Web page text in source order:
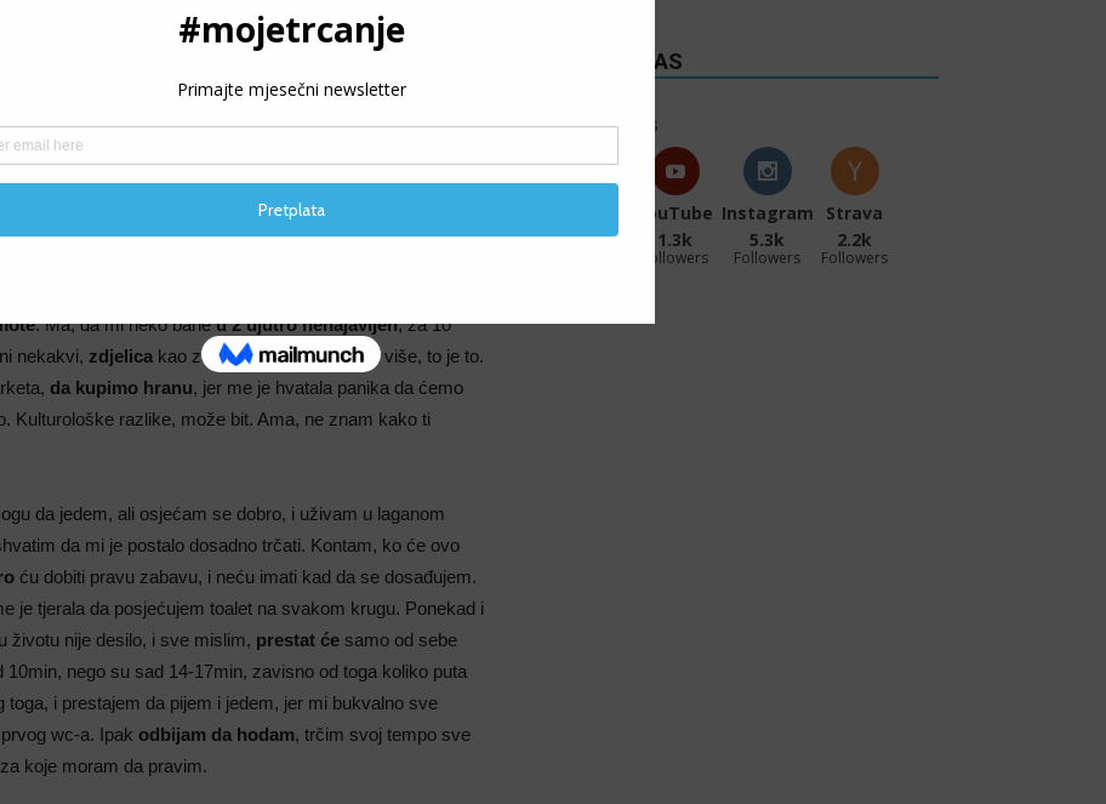
. Ma, da mi neko baneu 2 ujutro nenajavljen, za 10
nekakvi, zdjelica kao za vrtićku djecu, i nema više, to je to.
da kupimo hranu, jer me je hvatala panika da ćemo
Kulturološke razlike, može bit. Ama, ne znam kako ti
da jedem, ali osjećam se dobro, i uživam u laganom
da mi je postalo dosadno trčati. Kontam, ko će ovo
ću dobiti pravu zabavu, i neću imati kad da se dosađujem.
je tjerala da posjećujem toalet na svakom krugu. Ponekad i
životu nije desilo, i sve mislim, prestat će samo od sebe
nego su sad 14-17min, zavisno od toga koliko puta
i prestajem da pijem i jedem, jer mi bukvalno sve
wc-a. Ipak odbijam da hodam, trčim svoj tempo sve
koje moram da pravim.
PRATITE NAS
36k Follows
27.1k
YouTube
1.3k
Followers
Instagram
5.3k
Followers
Strava
2.2k
Followers